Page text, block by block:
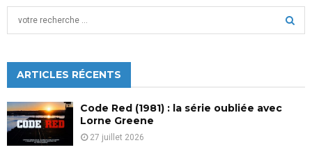
h
f
o
r
:
ARTICLES RÉCENTS
Code Red (1981) : la série oubliée avec
Lorne Greene
27 juillet 2026